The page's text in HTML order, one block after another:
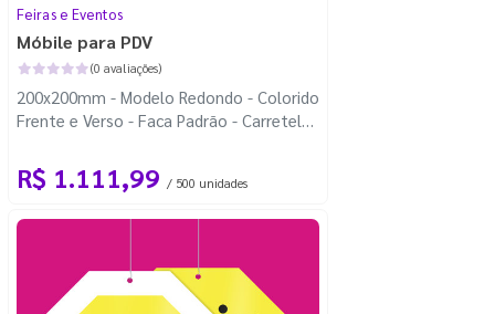
Feiras e Eventos
Móbile para PDV
(0 avaliações)
200x200mm - Modelo Redondo - Colorido
Frente e Verso - Faca Padrão - Carretel
R$ 1.111,99 / 500 unidades